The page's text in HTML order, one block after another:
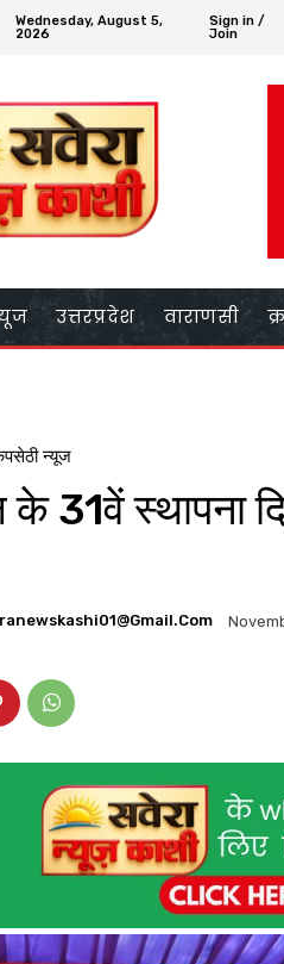
Wednesday, August 5,
2026
Sign in /
Join
उत्तरप्रदेश वाराणसी
न्यूज
31वें स्थापना